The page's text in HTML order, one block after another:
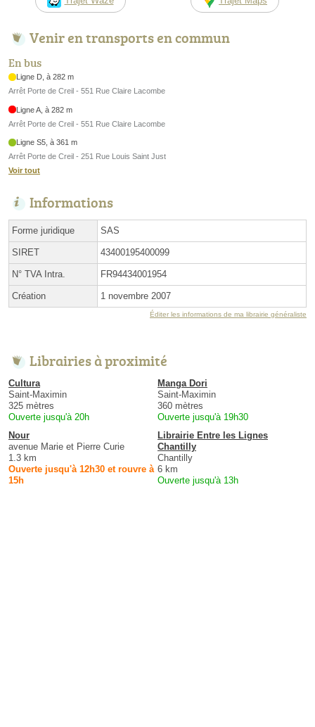
Venir en transports en commun
En bus
Ligne D, à 282 m
Arrêt Porte de Creil - 551 Rue Claire Lacombe
Ligne A, à 282 m
Arrêt Porte de Creil - 551 Rue Claire Lacombe
Ligne S5, à 361 m
Arrêt Porte de Creil - 251 Rue Louis Saint Just
Voir tout
Informations
Forme juridique SAS
SIRET 43400195400099
N° TVA Intra. FR94434001954
Création 1 novembre 2007
Éditer les informations de ma librairie généraliste
Librairies à proximité
Cultura
Saint-Maximin
325 mètres
Ouverte jusqu'à 20h
Manga Dori
Saint-Maximin
360 mètres
Ouverte jusqu'à 19h30
Nour
avenue Marie et Pierre Curie
1.3 km
Ouverte jusqu'à 12h30 et rouvre à
15h
Librairie Entre les Lignes
Chantilly
Chantilly
6 km
Ouverte jusqu'à 13h